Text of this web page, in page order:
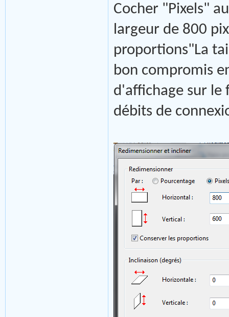
Cocher "Pixels"
largeur de 800
proportions"La
bon compromis
d'affichage sur le
débits de